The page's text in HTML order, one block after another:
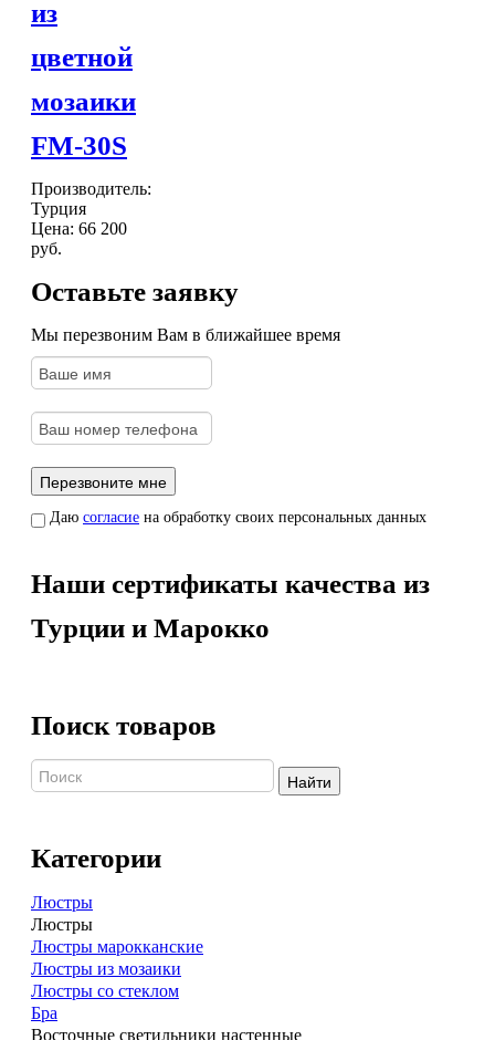
из
цветной
мозаики
FM-30S
Производитель:
Турция
Цена: 66 200
руб.
Оставьте заявку
Мы перезвоним Вам в ближайшее время
Даю согласие на обработку своих персональных данных
Наши сертификаты качества из
Турции и Марокко
Поиск товаров
Найти
Категории
Люстры
Люстры
Люстры марокканские
Люстры из мозаики
Люстры со стеклом
Бра
Восточные светильники настенные